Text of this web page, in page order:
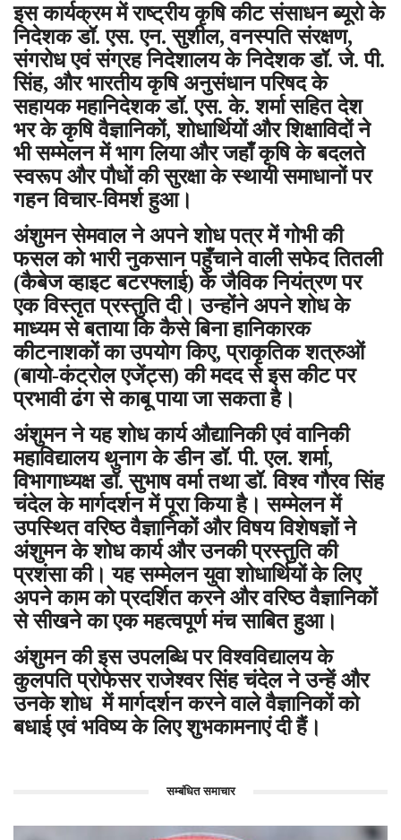
इस कार्यक्रम में राष्ट्रीय कृषि कीट संसाधन ब्यूरो के
निदेशक डॉ. एस. एन. सुशील, वनस्पति संरक्षण,
संगरोध एवं संग्रह निदेशालय के निदेशक डॉ. जे. पी.
सिंह, और भारतीय कृषि अनुसंधान परिषद के
सहायक महानिदेशक डॉ. एस. के. शर्मा सहित देश
भर के कृषि वैज्ञानिकों, शोधार्थियों और शिक्षाविदों ने
भी सम्मेलन में भाग लिया और जहाँ कृषि के बदलते
स्वरूप और पौधों की सुरक्षा के स्थायी समाधानों पर
गहन विचार-विमर्श हुआ।
अंशुमन सेमवाल ने अपने शोध पत्र में गोभी की
फसल को भारी नुकसान पहुँचाने वाली सफेद तितली
(कैबेज व्हाइट बटरफ्लाई) के जैविक नियंत्रण पर
एक विस्तृत प्रस्तुति दी। उन्होंने अपने शोध के
माध्यम से बताया कि कैसे बिना हानिकारक
कीटनाशकों का उपयोग किए, प्राकृतिक शत्रुओं
(बायो-कंट्रोल एजेंट्स) की मदद से इस कीट पर
प्रभावी ढंग से काबू पाया जा सकता है।
अंशुमन ने यह शोध कार्य औद्यानिकी एवं वानिकी
महाविद्यालय थुनाग के डीन डॉ. पी. एल. शर्मा,
विभागाध्यक्ष डॉ. सुभाष वर्मा तथा डॉ. विश्व गौरव सिंह
चंदेल के मार्गदर्शन में पूरा किया है। सम्मेलन में
उपस्थित वरिष्ठ वैज्ञानिकों और विषय विशेषज्ञों ने
अंशुमन के शोध कार्य और उनकी प्रस्तुति की
प्रशंसा की। यह सम्मेलन युवा शोधार्थियों के लिए
अपने काम को प्रदर्शित करने और वरिष्ठ वैज्ञानिकों
से सीखने का एक महत्वपूर्ण मंच साबित हुआ।
अंशुमन की इस उपलब्धि पर विश्वविद्यालय के
कुलपति प्रोफेसर राजेश्वर सिंह चंदेल ने उन्हें और
उनके शोध में मार्गदर्शन करने वाले वैज्ञानिकों को
बधाई एवं भविष्य के लिए शुभकामनाएं दी हैं।
सम्बंधित समाचार